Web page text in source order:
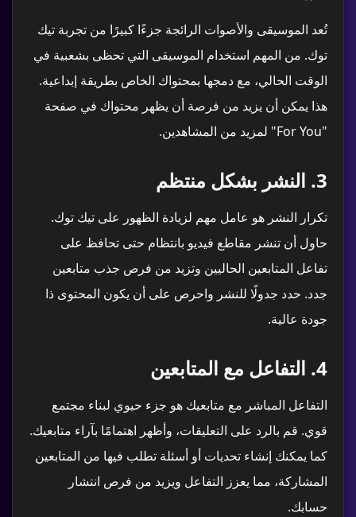
تُعد الموسيقى والأصوات الرائجة جزءًا كبيرًا من تجربة تيك
توك. من المهم استخدام الموسيقى التي تحظى بشعبية في
الوقت الحالي، مع دمجها بمحتواك الخاص بطريقة إبداعية.
هذا يمكن أن يزيد من فرصة أن يظهر محتواك في صفحة
"For You" لمزيد من المشاهدين.
3. النشر بشكل منتظم
تكرار النشر هو عامل مهم لزيادة الظهور على تيك توك.
حاول أن تنشر مقاطع فيديو بانتظام حتى تحافظ على
تفاعل المتابعين الحاليين وتزيد من فرص جذب متابعين
جدد. حدد جدولًا للنشر واحرص على أن يكون المحتوى ذا
جودة عالية.
4. التفاعل مع المتابعين
التفاعل المباشر مع متابعيك هو جزء حيوي لبناء مجتمع
قوي. قم بالرد على التعليقات، وأظهر اهتمامًا بآراء متابعيك.
كما يمكنك إنشاء تحديات أو أسئلة تطلب فيها من المتابعين
المشاركة، مما يعزز التفاعل ويزيد من فرص انتشار
حسابك.